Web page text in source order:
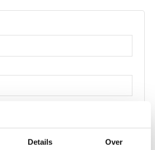
Details Over
Daten werden verwendet, um Ihre
und für andere Zwecke, wie in